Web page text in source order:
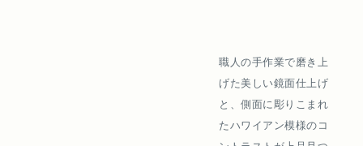
職人の手作業で磨き上
げた美しい鏡面仕上げ
と、側面に彫りこまれ
たハワイアン模様のコ